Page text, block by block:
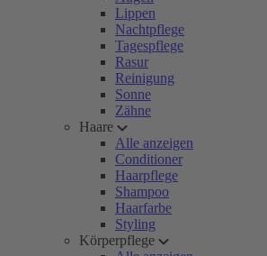
Lippen
Nachtpflege
Tagespflege
Rasur
Reinigung
Sonne
Zähne
Haare
Alle anzeigen
Conditioner
Haarpflege
Shampoo
Haarfarbe
Styling
Körperpflege